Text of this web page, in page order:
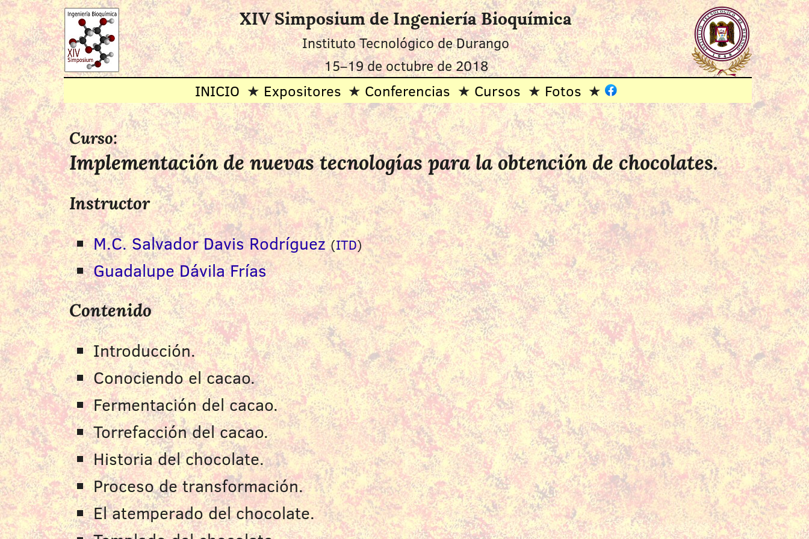
XIV Simposium de Ingeniería Bioquímica
Instituto Tecnológico de Durango
15–19 de octubre de 2018
INICIO Expositores Conferencias Cursos Fotos
Curso:
Implementación de nuevas tecnologías para la obtención de chocolates.
Instructor
M.C. Salvador Davis Rodríguez (ITD)
Guadalupe Dávila Frías
Contenido
Introducción.
Conociendo el cacao.
Fermentación del cacao.
Torrefacción del cacao.
Historia del chocolate.
Proceso de transformación.
El atemperado del chocolate.